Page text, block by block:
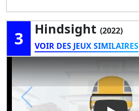
3 Hindsight (2022)
VOIR DES JEUX SIMILAIRES